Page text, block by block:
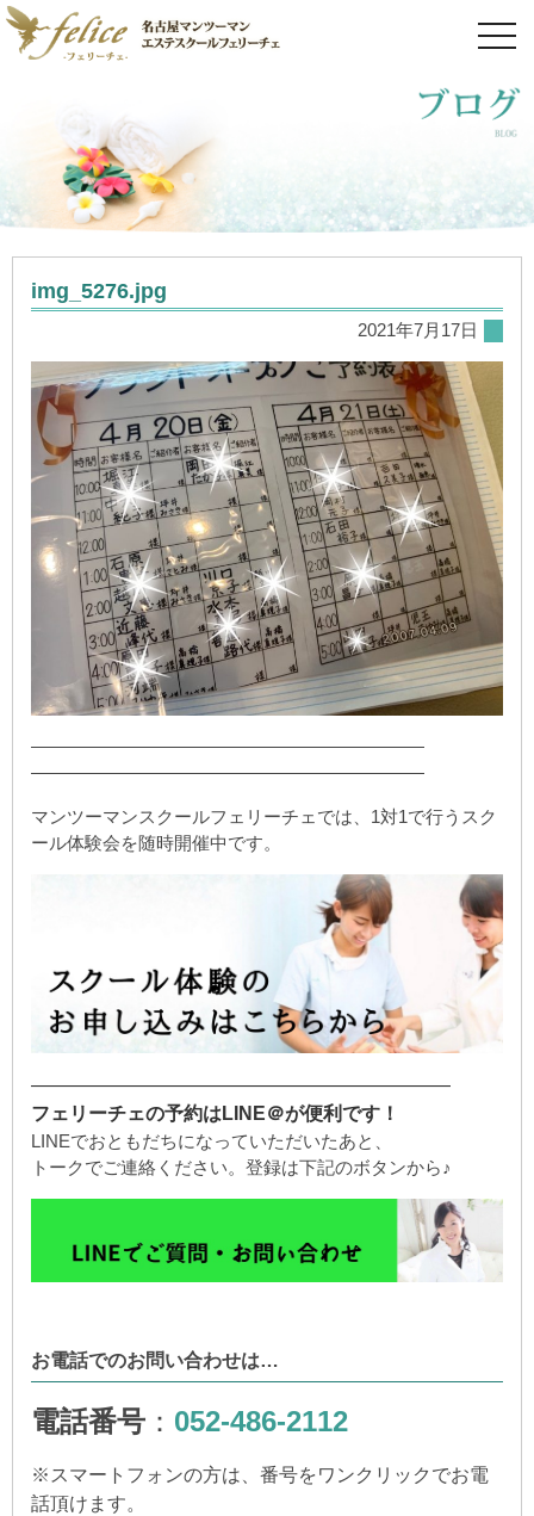
img_5276.jpg
2021年7月17日
——————————————————————
——————————————————————
マンツーマンスクールフェリーチェでは、1対1で行うスク
ール体験会を随時開催中です。
——————————————————————
フェリーチェの予約はLINE＠が便利です！
LINEでおともだちになっていただいたあと、
トークでご連絡ください。登録は下記のボタンから♪
お電話でのお問い合わせは…
電話番号 ： 052-486-2112
※ スマートフォンの方は、番号をワンクリックでお電
話頂けます。